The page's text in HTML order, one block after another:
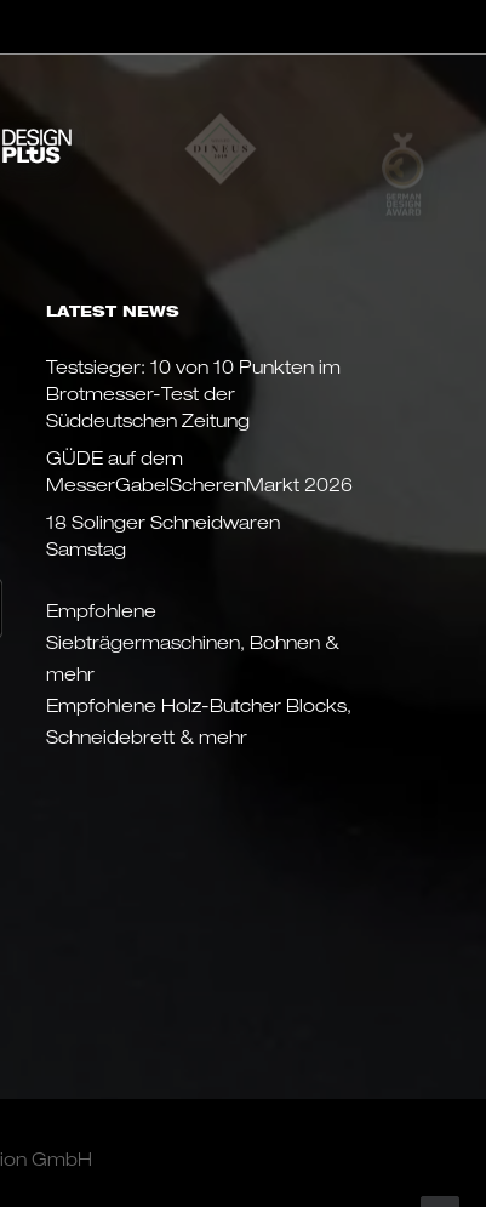
LATEST NEWS
Testsieger: 10 von 10 Punkten im
Brotmesser-Test der
Süddeutschen Zeitung
GÜDE auf dem
MesserGabelScherenMarkt 2026
18 Solinger Schneidwaren
Samstag
Empfohlene
Siebträgermaschinen, Bohnen &
mehr
Empfohlene Holz-Butcher Blocks,
Schneidebrett & mehr
GmbH